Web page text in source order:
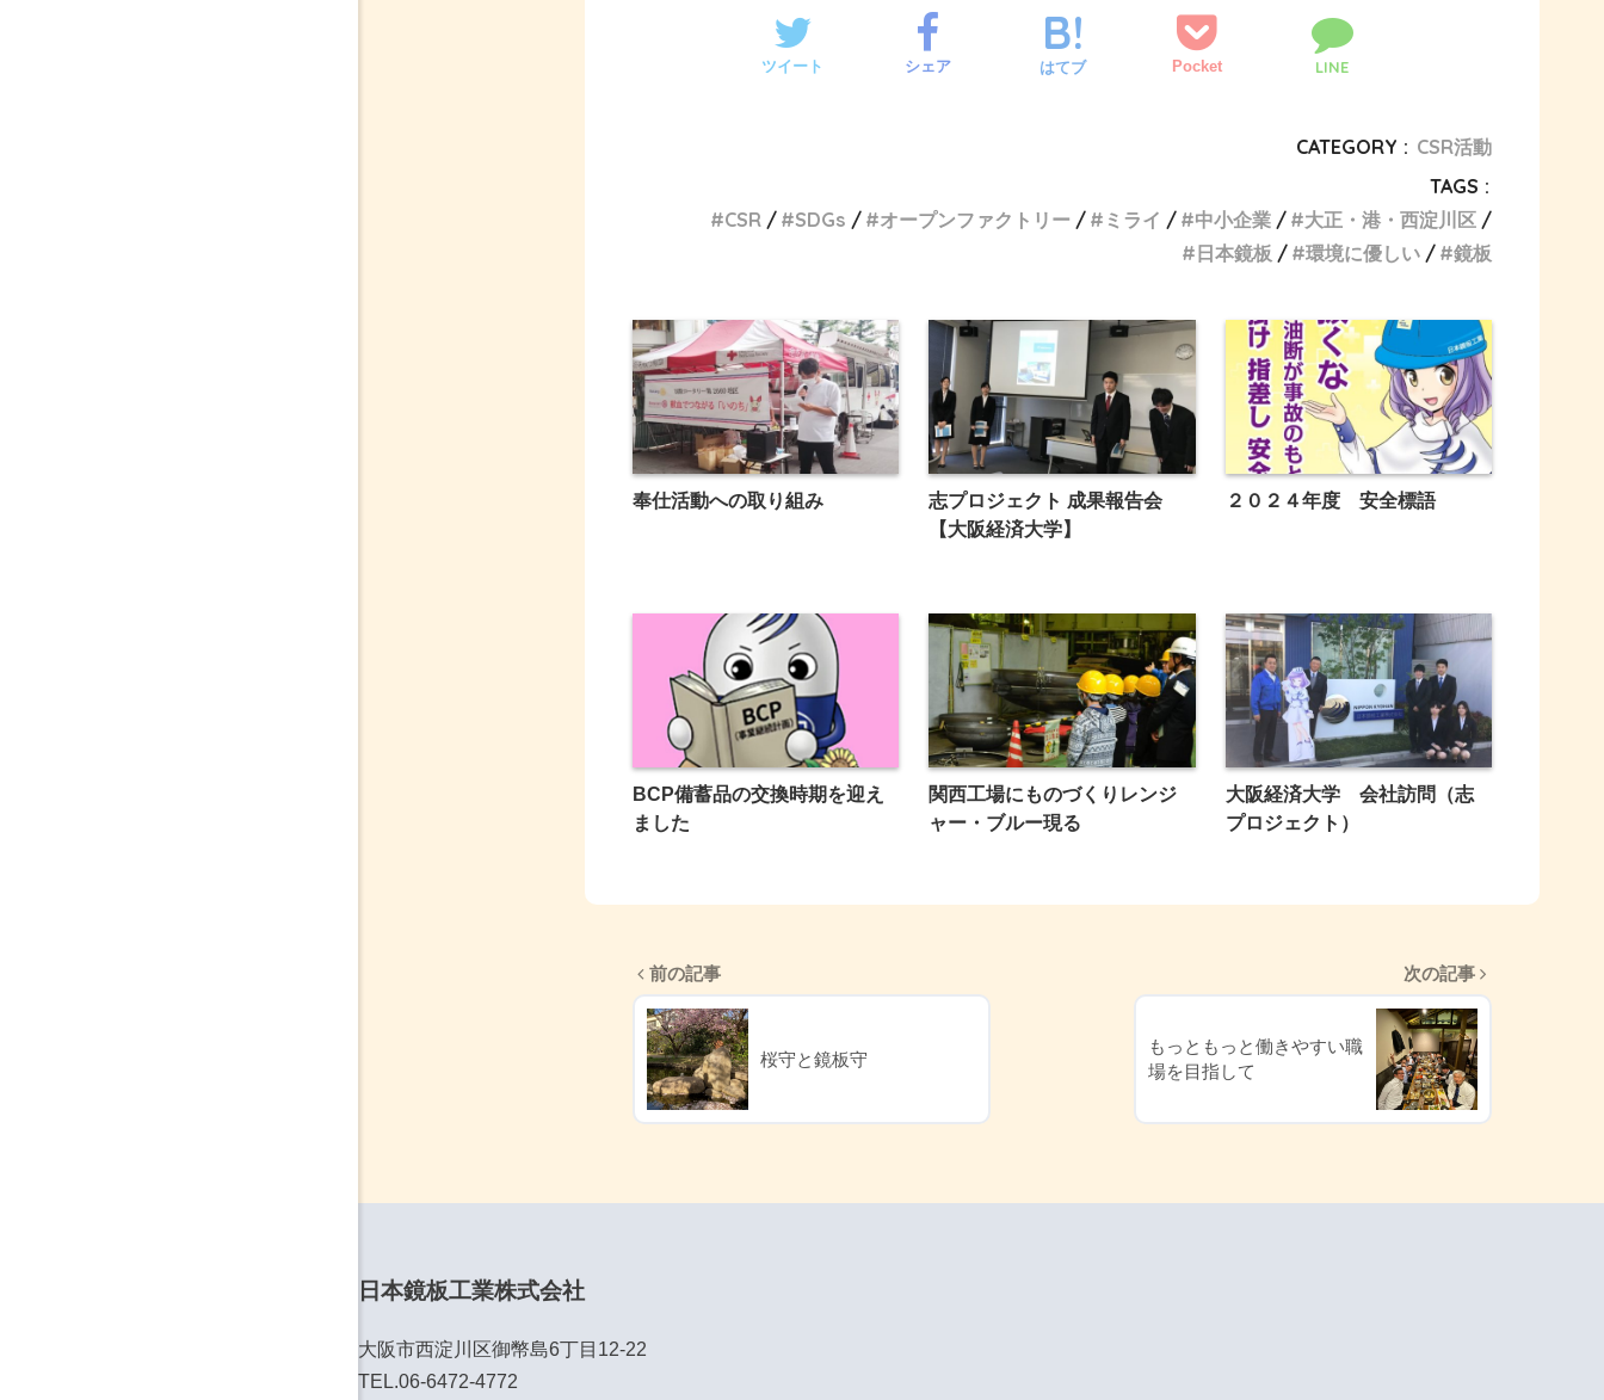
ツイート シェア はてブ Pocket LINE
CATEGORY : CSR活動
TAGS :
CSR
SDGs オープンファクトリー ミライ 中小企業
大正・港・西淀川区
日本鏡板
環境に優しい 鏡板
奉仕活動への取り組み
志プロジェクト 成果報告会
【大阪経済大学】
２０２４年度 安全標語
BCP備蓄品の交換時期を迎え
ました
関西工場にものづくりレンジ
ャー・ブルー現る
大阪経済大学 会社訪問（志
プロジェクト）
前の記事
桜守と鏡板守
次の記事
もっともっと働きやすい職
場を目指して
日本鏡板工業株式会社
大阪市西淀川区御幣島6丁目12-22
TEL.06-6472-4772